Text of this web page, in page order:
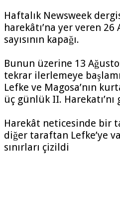
Haftalık Newsweek
harekâtı’na yer veren
sayısının kapağı.
Bunun üzerine 13
tekrar ilerlemeye
Lefke ve Magosa’nın
üç günlük II.
Harekât neticesinde bir
diğer taraftan Lefke’ye
sınırları çizildi